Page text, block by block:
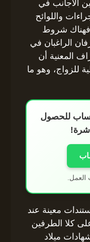
الأجانب في
واللوائح
فهناك شروط
الراغبان في
المعنية أن
للزواج، وهو ما
للحصول
معينة عند
كلا الطرفين
ميلاد